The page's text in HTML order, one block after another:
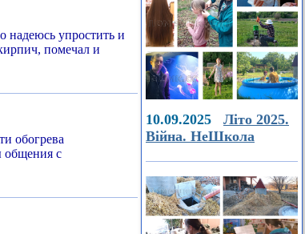
надеюсь упростить и
помечал и
обогрева
общения с
10.09.2025 Літо 2025.
Війна. НеШкола